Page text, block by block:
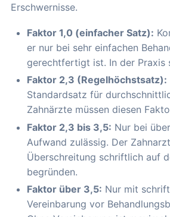
Erschwernisse.
Faktor 1,0 (einfacher Satz):
er nur bei sehr einfachen
gerechtfertigt ist. In der Praxis
Faktor 2,3 (Regelhöchstsatz):
Standardsatz für
Zahnärzte müssen diesen
Faktor 2,3 bis 3,5: Nur bei
Aufwand zulässig. Der
Überschreitung schriftlich auf
begründen.
Faktor über 3,5: Nur mit
Vereinbarung vor